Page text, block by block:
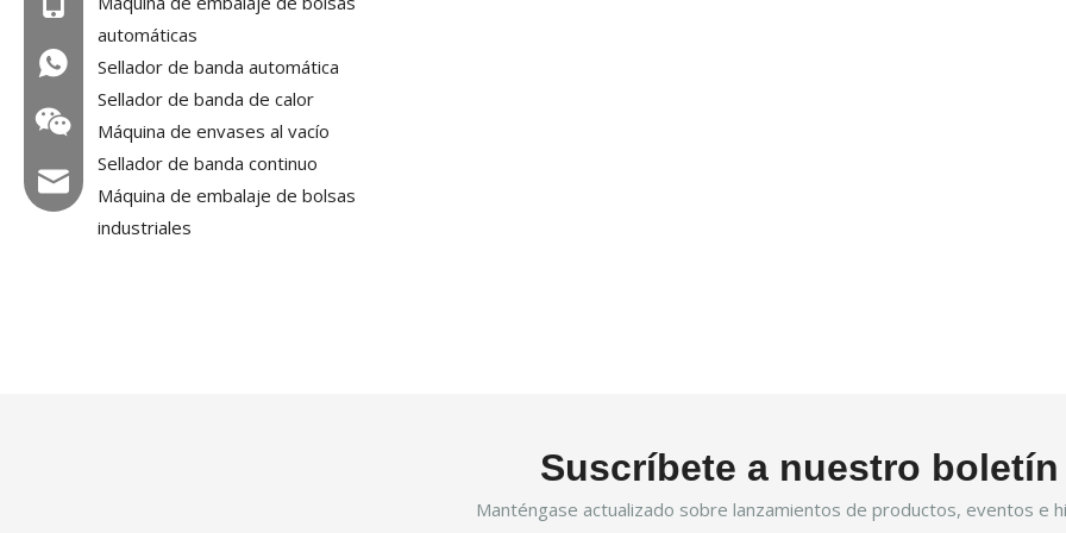
automáticas
Sellador de banda automática
Sellador de banda de calor
Máquina de envases al vacío
Sellador de banda continuo
Máquina de embalaje de bolsas
industriales
Suscríbete a nuestro boletín
Manténgase actualizado sobre lanzamientos de productos, eventos e
WA: 0086 18858715170